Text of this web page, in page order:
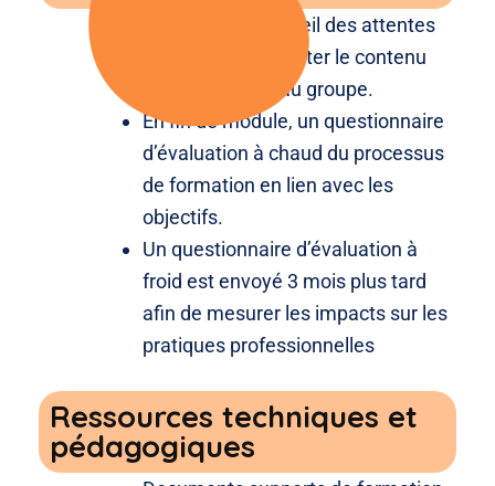
En amont, un recueil des attentes
permettant d’adapter le contenu
des formations au groupe.
En fin de module, un questionnaire
d’évaluation à chaud du processus
de formation en lien avec les
objectifs.
Un questionnaire d’évaluation à
froid est envoyé 3 mois plus tard
afin de mesurer les impacts sur les
pratiques professionnelles
Ressources techniques et
pédagogiques